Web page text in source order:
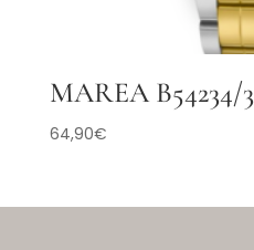
MAREA B54234/3
64,90€